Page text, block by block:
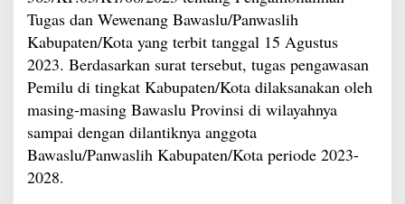
Tugas dan Wewenang Bawaslu/Panwaslih
Kabupaten/Kota yang terbit tanggal 15 Agustus
2023. Berdasarkan surat tersebut, tugas pengawasan
Pemilu di tingkat Kabupaten/Kota dilaksanakan oleh
masing-masing Bawaslu Provinsi di wilayahnya
sampai dengan dilantiknya anggota
Bawaslu/Panwaslih Kabupaten/Kota periode 2023-
2028.